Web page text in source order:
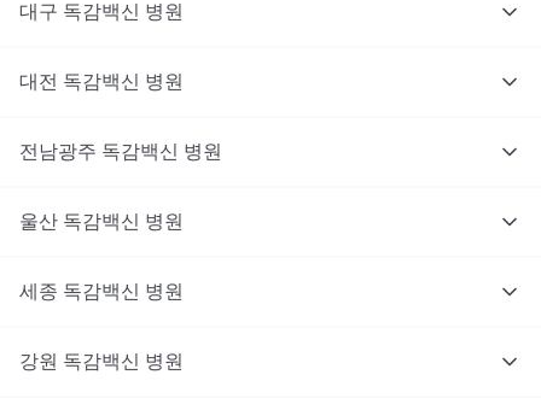
대구 독감백신 병원
대전 독감백신 병원
전남광주 독감백신 병원
울산 독감백신 병원
세종 독감백신 병원
강원 독감백신 병원